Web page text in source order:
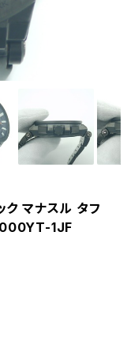
マナスル タフ
1JF